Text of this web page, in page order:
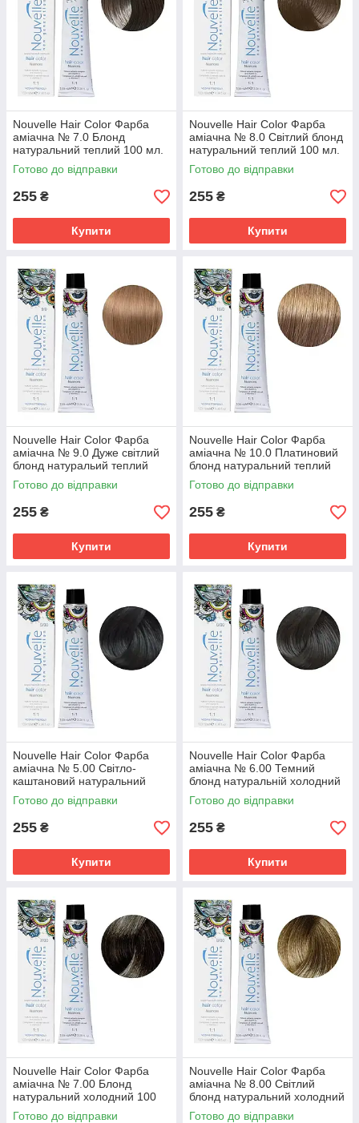
Nouvelle Hair Color Фарба
аміачна № 7.0 Блонд
натуральний теплий 100 мл.
Готово до відправки
255 ₴
Купити
Nouvelle Hair Color Фарба
аміачна № 8.0 Світлий блонд
натуральний теплий 100 мл.
Готово до відправки
255 ₴
Купити
Nouvelle Hair Color Фарба
аміачна № 9.0 Дуже світлий
блонд натуральий теплий
100 мл.
Готово до відправки
255 ₴
Купити
Nouvelle Hair Color Фарба
аміачна № 10.0 Платиновий
блонд натуральний теплий
100 мл.
Готово до відправки
255 ₴
Купити
Nouvelle Hair Color Фарба
аміачна № 5.00 Світло-
каштановий натуральний
холодний 100 мл
Готово до відправки
255 ₴
Купити
Nouvelle Hair Color Фарба
аміачна № 6.00 Темний
блонд натуральній холодний
100 мл.
Готово до відправки
255 ₴
Купити
Nouvelle Hair Color Фарба
аміачна № 7.00 Блонд
натуральний холодний 100
мл.
Готово до відправки
Nouvelle Hair Color Фарба
аміачна № 8.00 Світлий
блонд натуральний холодний
100 мл.
Готово до відправки